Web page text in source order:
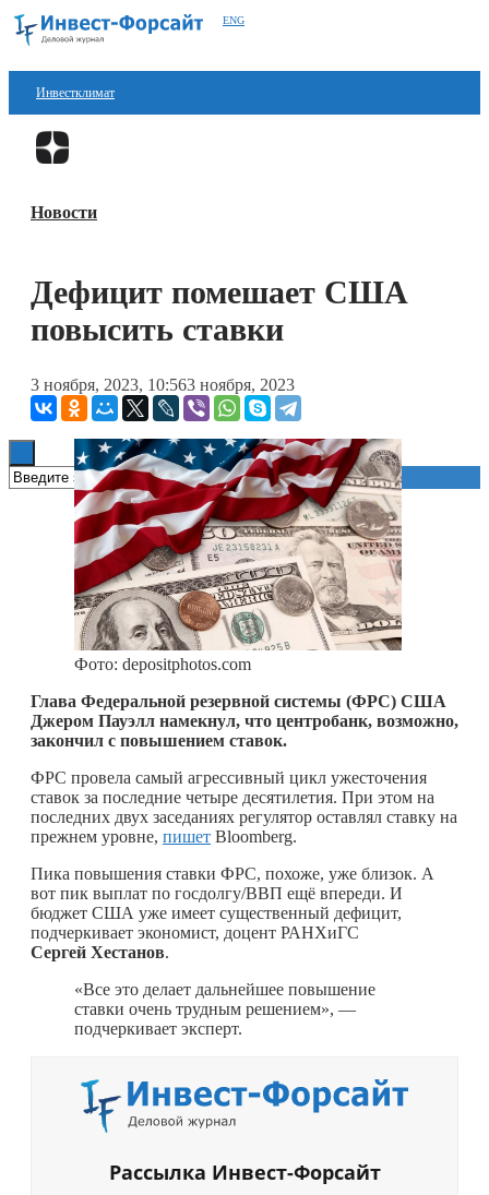
ENG
Инвестклимат
Финансы
Блокчейн
Технологии
Книги
Новости
Дефицит помешает США
повысить ставки
3 ноября, 2023, 10:563 ноября, 2023
Фото: depositphotos.com
Глава Федеральной резервной системы (ФРС) США
Джером Пауэлл намекнул, что центробанк, возможно,
закончил с повышением ставок.
ФРС провела самый агрессивный цикл ужесточения
ставок за последние четыре десятилетия. При этом на
последних двух заседаниях регулятор оставлял ставку на
прежнем уровне, пишет Bloomberg.
Пика повышения ставки ФРС, похоже, уже близок. А
вот пик выплат по госдолгу/ВВП ещё впереди. И
бюджет США уже имеет существенный дефицит,
подчеркивает экономист, доцент РАНХиГС
Сергей Хестанов.
«Все это делает дальнейшее повышение
ставки очень трудным решением», —
подчеркивает эксперт.
Рассылка Инвест-Форсайт